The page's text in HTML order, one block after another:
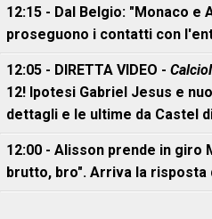
12:15 - Dal Belgio: "Monaco e
proseguono i contatti con
12:05 - DIRETTA VIDEO -
12! Ipotesi Gabriel Jesus e
dettagli e le ultime da Castel
12:00 - Alisson prende in giro
brutto, bro". Arriva la risposta